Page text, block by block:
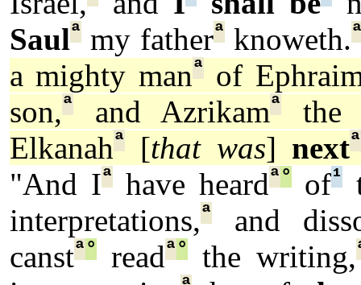
Saulª my fatherªknoweth.
a mighty manª
of
son,ª and Azrikamª
the
Elkanahª [that was] nextª
"And Iªhave heardª°of¹
interpretations,ª
and
canstª° readª° the writing,